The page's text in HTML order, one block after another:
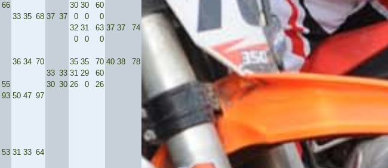
66 30 30
60
33 35 68 37 37 0 0
0
32 31 63 37 37
74
0 0
0
36 34 70 35 35 70 40 38
78
33 33 31 29
60
55 30 30 26 0
26
93 50 47 97
53 31 33 64